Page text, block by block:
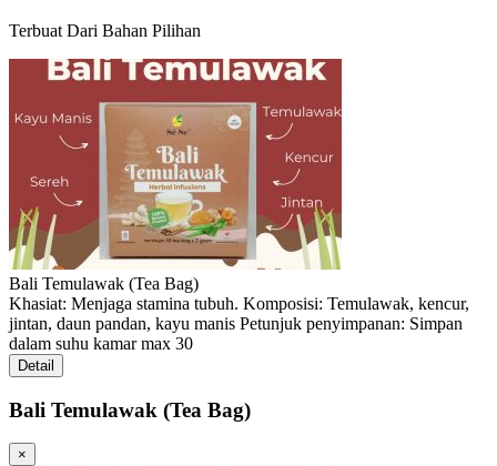
Terbuat Dari Bahan Pilihan
Bali Temulawak (Tea Bag)
Khasiat: Menjaga stamina tubuh. Komposisi: Temulawak, kencur,
jintan, daun pandan, kayu manis Petunjuk penyimpanan: Simpan
dalam suhu kamar max 30
Detail
Bali Temulawak (Tea Bag)
×